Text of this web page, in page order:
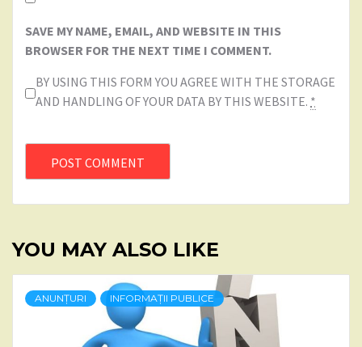
SAVE MY NAME, EMAIL, AND WEBSITE IN THIS
BROWSER FOR THE NEXT TIME I COMMENT.
BY USING THIS FORM YOU AGREE WITH THE STORAGE
AND HANDLING OF YOUR DATA BY THIS WEBSITE. *
YOU MAY ALSO LIKE
ANUNȚURI INFORMAȚII PUBLICE